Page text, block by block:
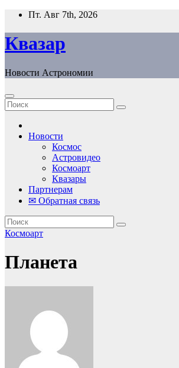
Перейти
содержанию
Пт. Авг 7th, 2026
Квазар
Новости Астрономии
Новости
Космос
Астровидео
Космоарт
Квазары
Партнерам
✉ Обратная связь
Космоарт
Планета